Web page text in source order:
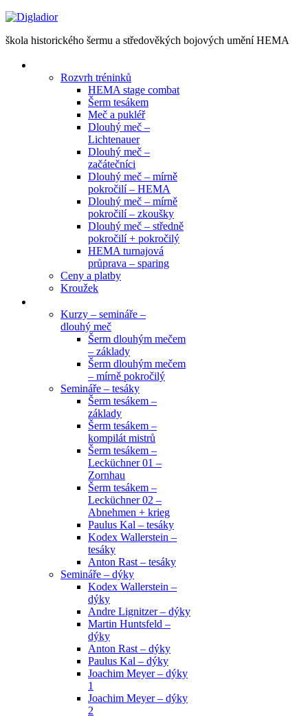
škola historického šermu a středověkých bojových umění HEMA
Rozvrh tréninků
HEMA stage combat
Šerm tesákem
Meč a pukléř
Dlouhý meč –
Lichtenauer
Dlouhý meč –
začátečníci
Dlouhý meč – mírně
pokročilí – HEMA
Dlouhý meč – mírně
pokročilí – zkoušky
Dlouhý meč – středně
pokročilí + pokročilý
HEMA turnajová
průprava – sparing
Ceny a platby
Kroužek
Kurzy – semináře –
dlouhý meč
Šerm dlouhým mečem
– základy
Šerm dlouhým mečem
– mírně pokročilý
Semináře – tesáky
Šerm tesákem –
základy
Šerm tesákem –
kompilát mistrů
Šerm tesákem –
Lecküchner 01 –
Zornhau
Šerm tesákem –
Lecküchner 02 –
Abnehmen + krieg
Paulus Kal – tesáky
Kodex Wallerstein –
tesáky
Anton Rast – tesáky
Semináře – dýky
Kodex Wallerstein –
dýky
Andre Lignitzer – dýky
Martin Huntsfeld –
dýky
Anton Rast – dýky
Paulus Kal – dýky
Joachim Meyer – dýky
1
Joachim Meyer – dýky
2